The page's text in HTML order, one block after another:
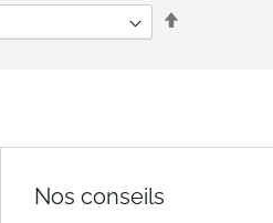
Nos conseils